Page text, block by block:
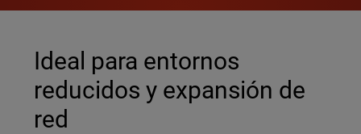
Ideal para entornos
reducidos y expansión de
red